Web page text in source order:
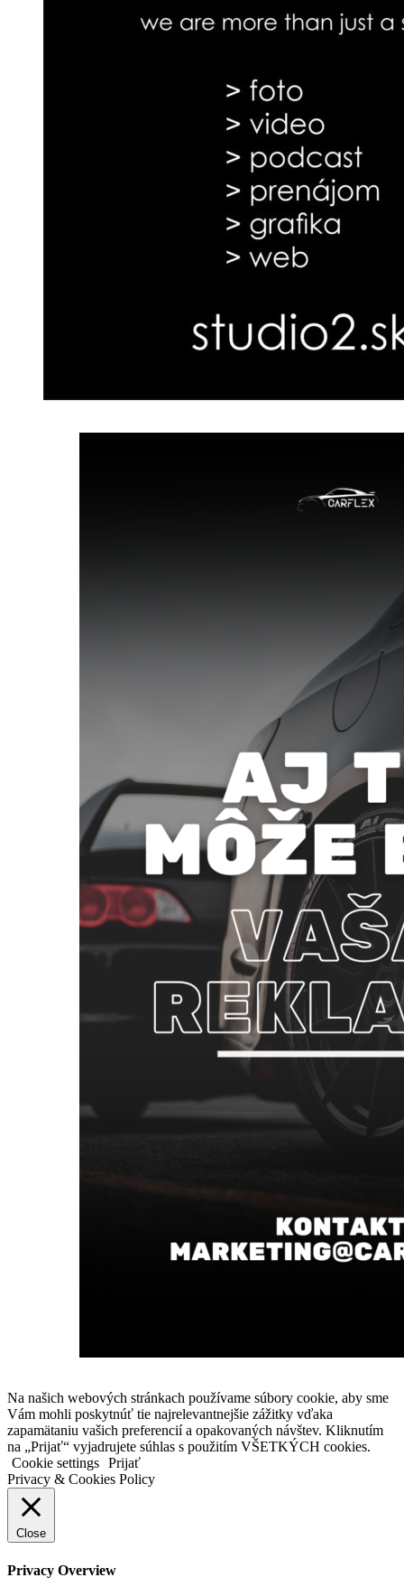
Na našich webových stránkach používame súbory cookie, aby sme
Vám mohli poskytnúť tie najrelevantnejšie zážitky vďaka
zapamätaniu vašich preferencií a opakovaných návštev. Kliknutím
na „Prijať“ vyjadrujete súhlas s použitím VŠETKÝCH cookies.
Cookie settings Prijať
Privacy & Cookies Policy
Close
Privacy Overview